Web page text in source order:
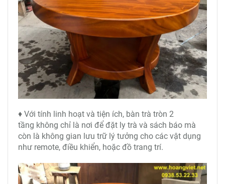
♦ Với tính linh hoạt và tiện ích, bàn trà tròn 2
tầng không chỉ là nơi để đặt ly trà và sách báo mà
còn là không gian lưu trữ lý tưởng cho các vật dụng
như remote, điều khiển, hoặc đồ trang trí.